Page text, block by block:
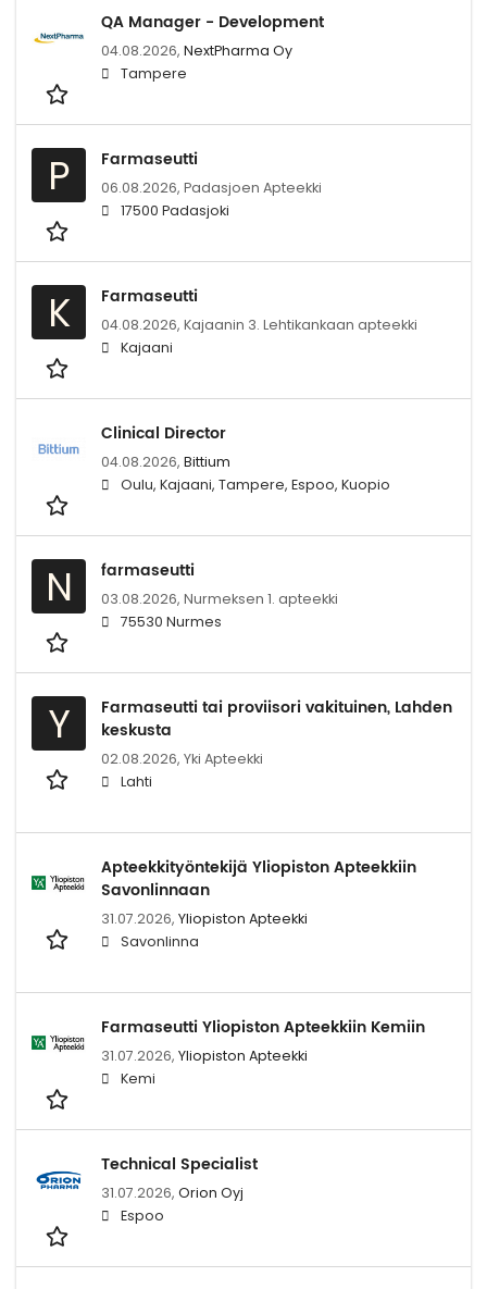
QA Manager - Development
04.08.2026, NextPharma Oy
Tampere
P Farmaseutti
06.08.2026, Padasjoen Apteekki
17500 Padasjoki
K Farmaseutti
04.08.2026, Kajaanin 3. Lehtikankaan apteekki
Kajaani
Clinical Director
04.08.2026, Bittium
Oulu, Kajaani, Tampere, Espoo, Kuopio
N farmaseutti
03.08.2026, Nurmeksen 1. apteekki
75530 Nurmes
Y
Farmaseutti tai proviisori vakituinen, Lahden
keskusta
02.08.2026, Yki Apteekki
Lahti
Apteekkityöntekijä Yliopiston Apteekkiin
Savonlinnaan
31.07.2026, Yliopiston Apteekki
Savonlinna
Farmaseutti Yliopiston Apteekkiin Kemiin
31.07.2026, Yliopiston Apteekki
Kemi
Technical Specialist
31.07.2026, Orion Oyj
Espoo